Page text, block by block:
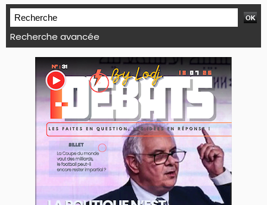
Recherche avancée
WEB TV LODJ24 : Youtube, kick et twitch
Plein écran